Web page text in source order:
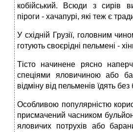
кобійський. Всюди з сирів
піроги - хачапурі, які теж є
У східній Грузії, головним
готують своєрідні пельмені -
Тісто начинене рясно
спеціями яловичиною або
відміну від пельменів їдять без
Особливою популярністю
присмачений часником
яловичих потрухів або